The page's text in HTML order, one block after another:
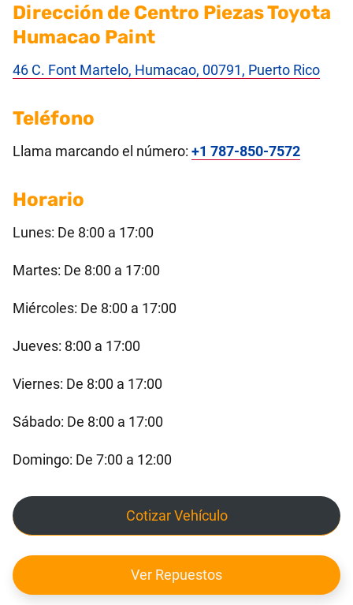
Dirección de Centro Piezas Toyota
Humacao Paint
46 C. Font Martelo, Humacao, 00791, Puerto Rico
Teléfono
Llama marcando el número: +1 787-850-7572
Horario
Lunes: De 8:00 a 17:00
Martes: De 8:00 a 17:00
Miércoles: De 8:00 a 17:00
Jueves: 8:00 a 17:00
Viernes: De 8:00 a 17:00
Sábado: De 8:00 a 17:00
Domingo: De 7:00 a 12:00
Cotizar Vehículo
Ver Repuestos